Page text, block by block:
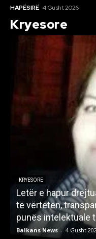
HAPËSIRË 4 Gusht 2026
Kryesore
KRYESORE
Letër e hapur
të vërtetën,
punës intelektuale
Balkans News - 4 Gusht